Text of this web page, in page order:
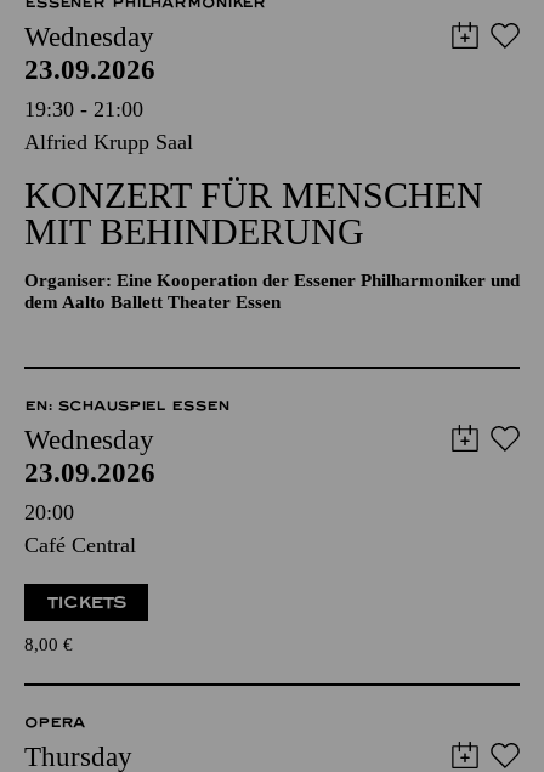
Wednesday
23.09.2026
19:30 - 21:00
Alfried Krupp Saal
KONZERT FÜR MENSCHEN
MIT BEHINDERUNG
Organiser: Eine Kooperation der Essener Philharmoniker und
dem Aalto Ballett Theater Essen
EN: SCHAUSPIEL ESSEN
Wednesday
23.09.2026
20:00
Café Central
TICKETS
8,00 €
OPERA
Thursday